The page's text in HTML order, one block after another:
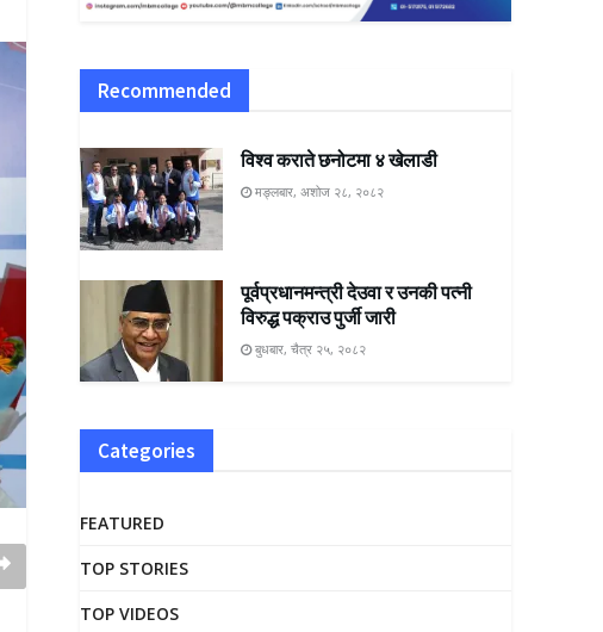
Recommended
विश्व कराते छनोटमा ४ खेलाडी
मङ्लबार, अशोज २८, २०८२
पूर्वप्रधानमन्त्री देउवा र उनकी पत्नी
विरुद्ध पक्राउ पुर्जी जारी
बुधबार, चैत्र २५, २०८२
Categories
FEATURED
TOP STORIES
TOP VIDEOS